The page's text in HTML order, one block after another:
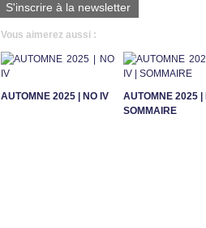
S'inscrire à la newsletter
Vous aimerez aussi :
AUTOMNE 2025 | NO IV
AUTOMNE 2025 |
SOMMAIRE